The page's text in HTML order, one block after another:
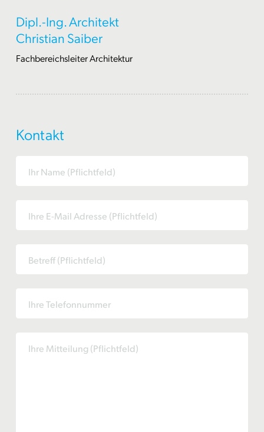
Dipl.-Ing. Architekt
Christian Saiber
Fachbereichsleiter Architektur
Kontakt